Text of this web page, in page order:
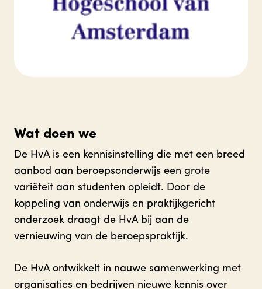
Wat doen we
De HvA is een kennisinstelling die met een breed
aanbod aan beroepsonderwijs een grote
variëteit aan studenten opleidt. Door de
koppeling van onderwijs en praktijkgericht
onderzoek draagt de HvA bij aan de
vernieuwing van de beroepspraktijk.
De HvA ontwikkelt in nauwe samenwerking met
organisaties en bedrijven nieuwe kennis over